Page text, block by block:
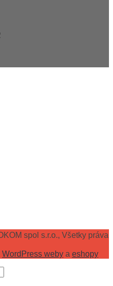
spol s.r.o., Všetky práva
WordPress weby a eshopy